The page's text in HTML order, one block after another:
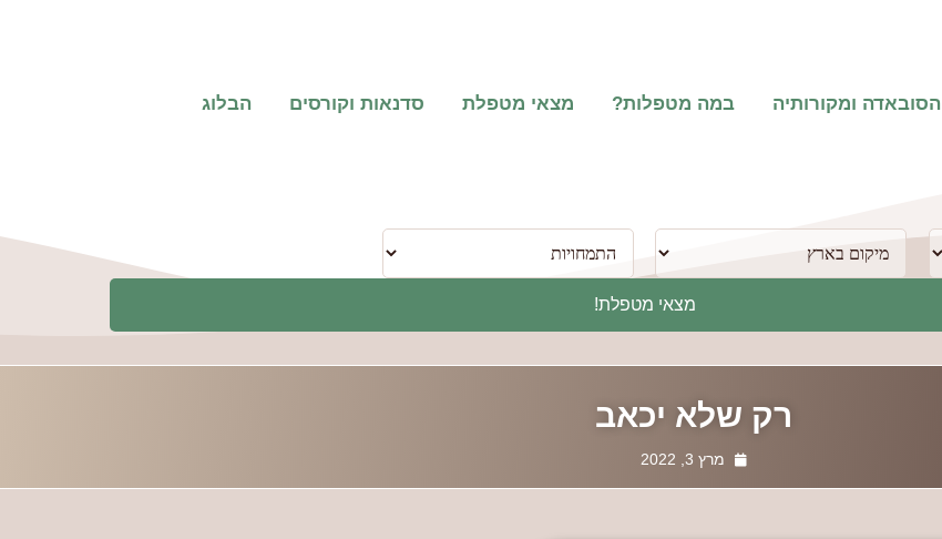
הסובאדה ומקורותיה במה מטפלות? מצאי מטפלת סדנאות וקורסים הבלוג
מצאי מטפלת!
רק שלא יכאב
מרץ 3, 2022